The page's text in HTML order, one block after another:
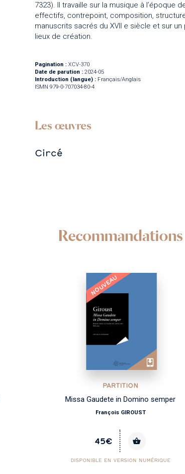
7323). Il travaille sur la musique à l’époque
effectifs, contrepoint, composition,
manuscrits sacrés du XVII e siècle et sur
lieux de création.
Pagination : XCV-370
Date de parution : 2024-05
Introduction (langue) : Français/Anglais
ISMN 979-0-707034-80-4
Les œuvres
Circé
Recommandations
NOUVEAU
PARTITION
Missa Gaudete in Domino semper
François GIROUST
45€
DISPONIBLE EN VERSION NUMÉRIQUE